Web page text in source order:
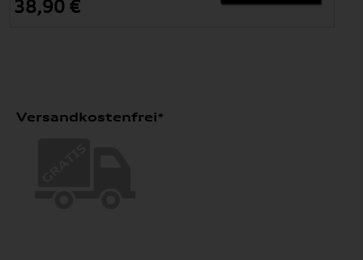
38,90 €
Versandkostenfrei*